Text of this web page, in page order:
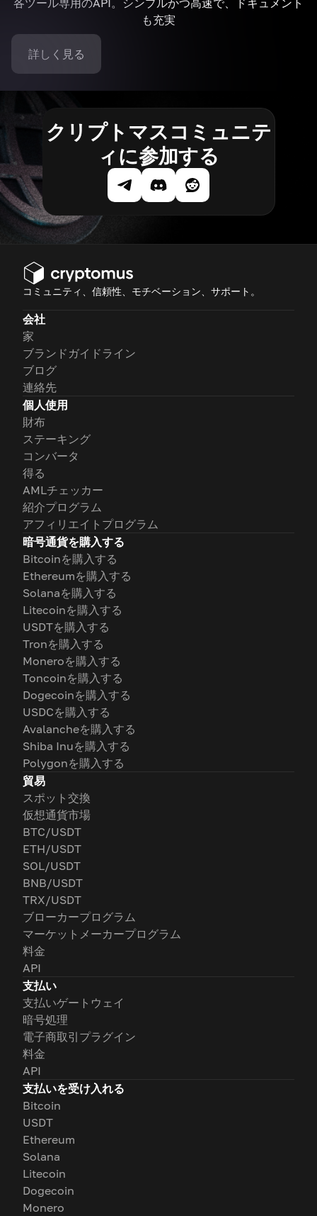
各ツール専用のAPI。シンプルかつ高速で、ドキュメント
も充実
詳しく見る
クリプトマスコミュニテ
ィに参加する
コミュニティ、信頼性、モチベーション、サポート。
会社
家
ブランドガイドライン
ブログ
連絡先
個人使用
財布
ステーキング
コンバータ
得る
AMLチェッカー
紹介プログラム
アフィリエイトプログラム
暗号通貨を購入する
Bitcoinを購入する
Ethereumを購入する
Solanaを購入する
Litecoinを購入する
USDTを購入する
Tronを購入する
Moneroを購入する
Toncoinを購入する
Dogecoinを購入する
USDCを購入する
Avalancheを購入する
Shiba Inuを購入する
Polygonを購入する
貿易
スポット交換
仮想通貨市場
BTC/USDT
ETH/USDT
SOL/USDT
BNB/USDT
TRX/USDT
ブローカープログラム
マーケットメーカープログラム
料金
API
支払い
支払いゲートウェイ
暗号処理
電子商取引プラグイン
料金
API
支払いを受け入れる
Bitcoin
USDT
Ethereum
Solana
Litecoin
Dogecoin
Monero